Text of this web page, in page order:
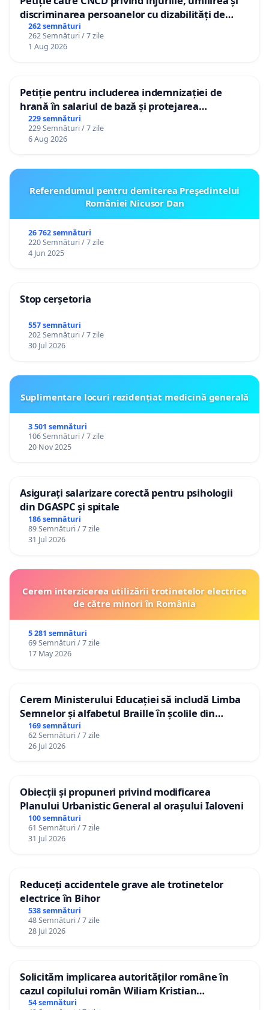
discriminarea persoanelor cu dizabilități de
către utilizatorul TikTok „Gorici”
262 semnături
262 Semnături / 7 zile
1 Aug 2026
Petiție pentru includerea indemnizației de
hrană în salariul de bază și protejarea
gradațiilor de vechime pentru asistenții
personali
229 semnături
229 Semnături / 7 zile
6 Aug 2026
Referendumul pentru demiterea Preşedintelui
României Nicusor Dan
26 762 semnături
220 Semnături / 7 zile
4 Jun 2025
Stop cerșetoria
557 semnături
202 Semnături / 7 zile
30 Jul 2026
Suplimentare locuri rezidențiat medicină generală
3 501 semnături
106 Semnături / 7 zile
20 Nov 2025
Asigurați salarizare corectă pentru psihologii
din DGASPC și spitale
186 semnături
89 Semnături / 7 zile
31 Jul 2026
Cerem interzicerea utilizării trotinetelor electrice
de către minori în România
5 281 semnături
69 Semnături / 7 zile
17 May 2026
Cerem Ministerului Educației să includă Limba
Semnelor și alfabetul Braille în școlile din
Republica Moldova!
169 semnături
62 Semnături / 7 zile
26 Jul 2026
Obiecții și propuneri privind modificarea
Planului Urbanistic General al orașului Ialoveni
100 semnături
61 Semnături / 7 zile
31 Jul 2026
Reduceți accidentele grave ale trotinetelor
electrice în Bihor
538 semnături
48 Semnături / 7 zile
28 Jul 2026
Solicităm implicarea autorităților române în
cazul copilului român Wiliam Kristian
Gheorghe, aflat în plasament în Danemarca de
54 semnături